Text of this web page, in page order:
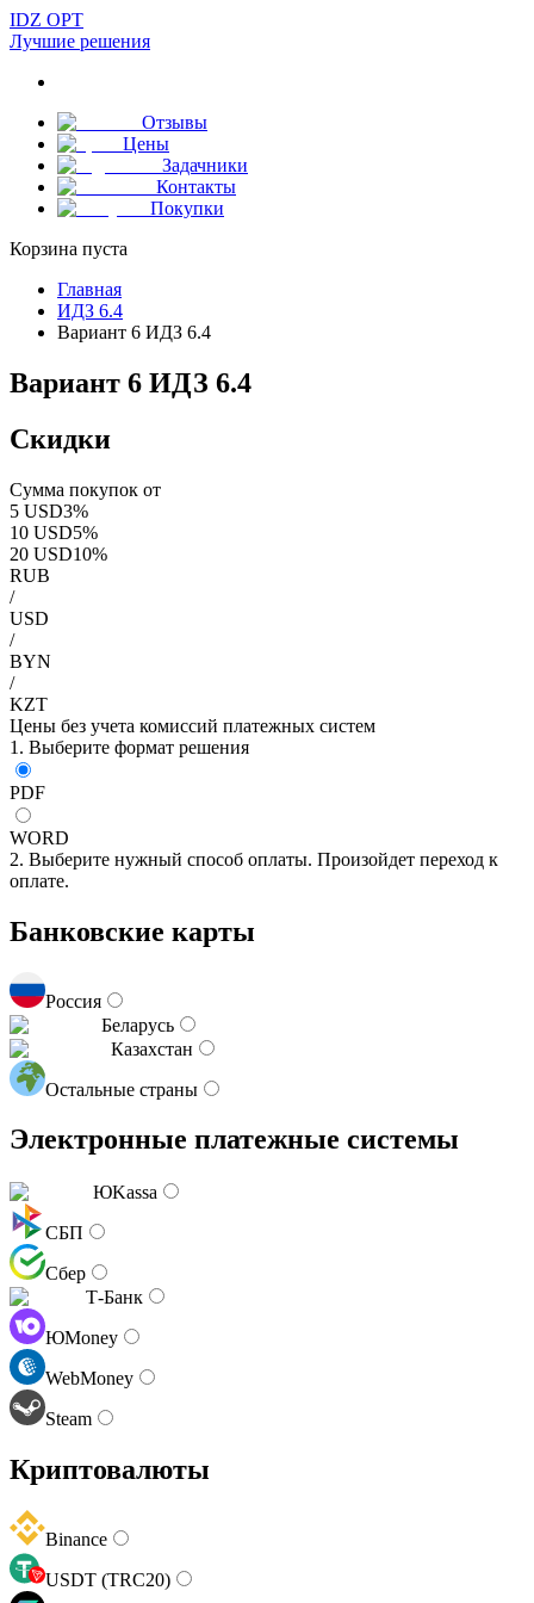
IDZ OPT
Лучшие решения
Отзывы
Цены
Задачники
Контакты
Покупки
Корзина пуста
Главная
ИДЗ 6.4
Вариант 6 ИДЗ 6.4
Вариант 6 ИДЗ 6.4
Скидки
Сумма покупок от
5 USD3%
10 USD5%
20 USD10%
RUB
/
USD
/
BYN
/
KZT
Цены без учета комиссий платежных систем
1. Выберите формат решения
PDF
WORD
2. Выберите нужный способ оплаты. Произойдет переход к
оплате.
Банковские карты
Россия
Беларусь
Казахстан
Остальные страны
Электронные платежные системы
ЮKassa
СБП
Сбер
Т-Банк
ЮMoney
WebMoney
Steam
Криптовалюты
Binance
USDT (TRC20)